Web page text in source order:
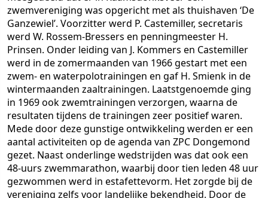
zwemvereniging was opgericht met als thuishaven ‘De
Ganzewiel’. Voorzitter werd P. Castemiller, secretaris
werd W. Rossem-Bressers en penningmeester H.
Prinsen. Onder leiding van J. Kommers en Castemiller
werd in de zomermaanden van 1966 gestart met een
zwem- en waterpolotrainingen en gaf H. Smienk in de
wintermaanden zaaltrainingen. Laatstgenoemde ging
in 1969 ook zwemtrainingen verzorgen, waarna de
resultaten tijdens de trainingen zeer positief waren.
Mede door deze gunstige ontwikkeling werden er een
aantal activiteiten op de agenda van ZPC Dongemond
gezet. Naast onderlinge wedstrijden was dat ook een
48-uurs zwemmarathon, waarbij door tien leden 48 uur
gezwommen werd in estafettevorm. Het zorgde bij de
vereniging zelfs voor landelijke bekendheid. Door de